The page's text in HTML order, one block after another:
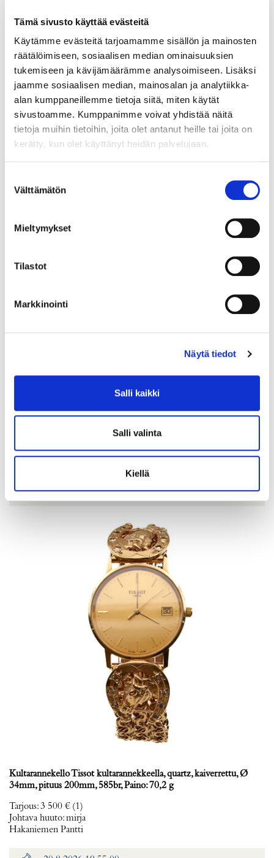
Tämä sivusto käyttää evästeitä
Käytämme evästeitä tarjoamamme sisällön ja mainosten
räätälöimiseen, sosiaalisen median ominaisuuksien
tukemiseen ja kävijämäärämme analysoimiseen. Lisäksi
jaamme sosiaalisen median, mainosalan ja analytiikka-
alan kumppaneillemme tietoja siitä, miten käytät
sivustoamme. Kumppanimme voivat yhdistää näitä
tietoja muihin tietoihin, joita olet antanut heille tai joita on
kerätty, kun olet käyttänyt heidän palvelujaan.
valinta
Välttämätön
Mieltymykset
Tilastot
Markkinointi
Näytä tiedot
Salli kaikki
Salli valinta
Kiellä
aiheutunutta kulumaa. Ota yhteys panttilainaamoon
kuljetusmaksuista sopimiseksi. Paino: 0 g
140 €
Johtava huuto:-
Hakaniemen Pantti
20.8.2026 19:01:30
Timanttisormus 2xn.0.40ct 1xn.0.80ct, koko 20¼, leveys 6-
Johtava huuto:-
Kultarannekello Tissot kultarannekkeella, quartz, kaiverrettu, Ø
34mm, pituus 200mm, 585br, Paino: 70,2 g
Tarjous:3 500 € (1)
Johtava huuto:mirja
Hakaniemen Pantti